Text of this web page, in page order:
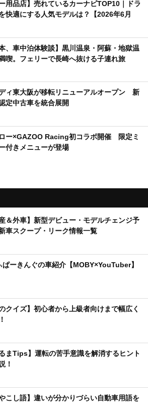
ー用品店】売れているカーナビTOP10｜ドラ
快適にする人気モデルは？【2026年6月
本、車中泊体験談】黒川温泉・阿蘇・地獄温
喫。フェリーで長崎へ抜ける子連れ旅
ィ東大阪が移転リニューアルオープン 新
定中古車を統合展開
ー×GAZOO Racing初コラボ開催 限定ミ
付きメニューが登場
産＆外車】新型デビュー・モデルチェンジ予
車スクープ・リーク情報一覧
ぱーきんぐの車紹介【MOBY×YouTuber】
のクイズ】初心者から上級者向けまで幅広く
るまTips】運転の苦手意識を解消するヒント
！
やこし語】違いが分かりづらい自動車用語を